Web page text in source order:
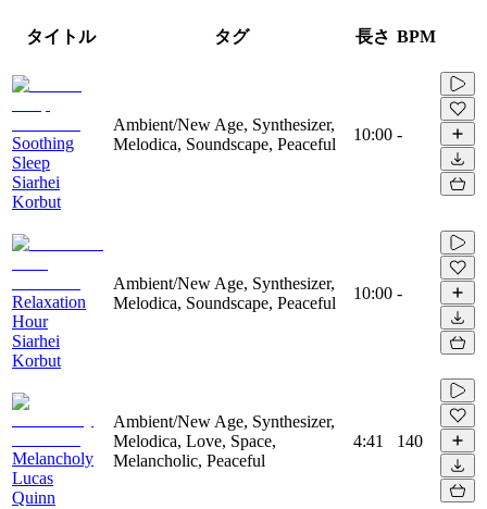
タイトル タグ 長さ BPM
Soothing
Sleep
Siarhei
Korbut
Ambient/New Age, Synthesizer,
Melodica, Soundscape, Peaceful
10:00 -
Relaxation
Hour
Siarhei
Korbut
Ambient/New Age, Synthesizer,
Melodica, Soundscape, Peaceful
10:00 -
Melancholy
Lucas
Quinn
Ambient/New Age, Synthesizer,
Melodica, Love, Space,
Melancholic, Peaceful
4:41 140